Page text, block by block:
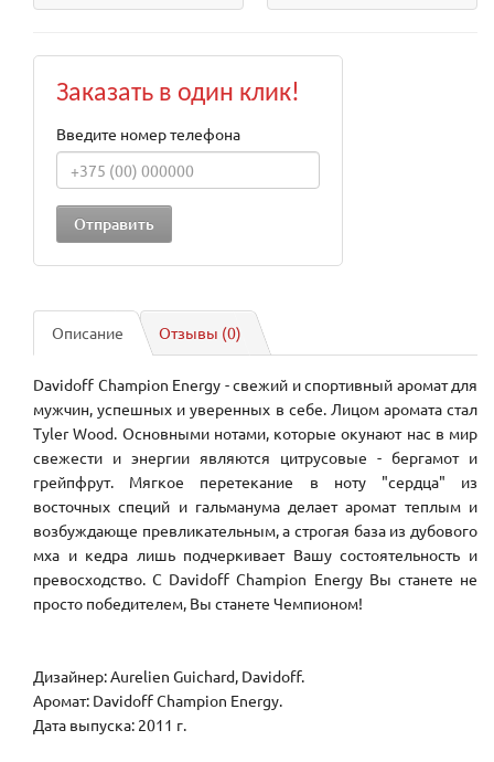
Заказать в один клик!
Введите номер телефона
Описание Отзывы (0)
Davidoff Champion Energy - свежий и спортивный аромат для
мужчин, успешных и уверенных в себе. Лицом аромата стал
Tyler Wood. Основными нотами, которые окунают нас в мир
свежести и энергии являются цитрусовые - бергамот и
грейпфрут. Мягкое перетекание в ноту "сердца" из
восточных специй и гальманума делает аромат теплым и
возбуждающе превликательным, а строгая база из дубового
мха и кедра лишь подчеркивает Вашу состоятельность и
превосходство. С Davidoff Champion Energy Вы станете не
просто победителем, Вы станете Чемпионом!
Дизайнер: Aurelien Guichard, Davidoff.
Аромат: Davidoff Champion Energy.
Дата выпуска: 2011 г.